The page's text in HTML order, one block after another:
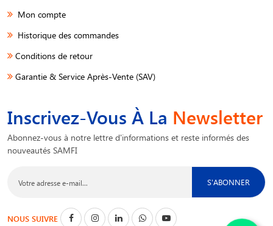
Mon compte
Historique des commandes
Conditions de retour
Garantie & Service Après-Vente (SAV)
Inscrivez-Vous À La Newsletter
Abonnez-vous à notre lettre d'informations et reste informés des
nouveautés SAMFI
S'ABONNER
NOUS SUIVRE